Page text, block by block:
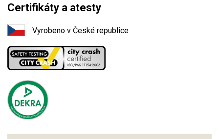
Certifikáty a atesty
Vyrobeno v České republice